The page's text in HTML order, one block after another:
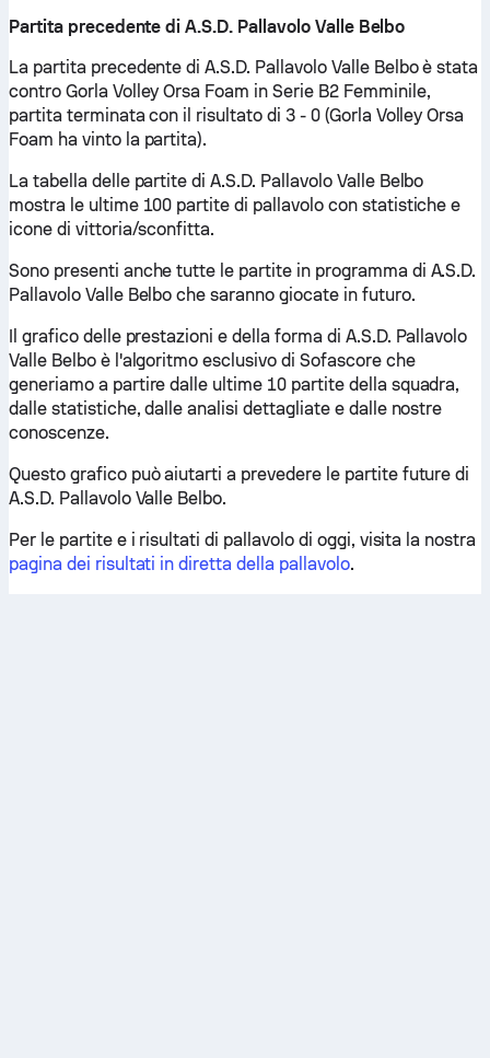
Partita precedente di A.S.D. Pallavolo Valle Belbo
La partita precedente di A.S.D. Pallavolo Valle Belbo è stata
contro Gorla Volley Orsa Foam in Serie B2 Femminile,
partita terminata con il risultato di 3 - 0 (Gorla Volley Orsa
Foam ha vinto la partita).
La tabella delle partite di A.S.D. Pallavolo Valle Belbo
mostra le ultime 100 partite di pallavolo con statistiche e
icone di vittoria/sconfitta.
Sono presenti anche tutte le partite in programma di A.S.D.
Pallavolo Valle Belbo che saranno giocate in futuro.
Il grafico delle prestazioni e della forma di A.S.D. Pallavolo
Valle Belbo è l'algoritmo esclusivo di Sofascore che
generiamo a partire dalle ultime 10 partite della squadra,
dalle statistiche, dalle analisi dettagliate e dalle nostre
conoscenze.
Questo grafico può aiutarti a prevedere le partite future di
A.S.D. Pallavolo Valle Belbo.
Per le partite e i risultati di pallavolo di oggi, visita la nostra
pagina dei risultati in diretta della pallavolo.